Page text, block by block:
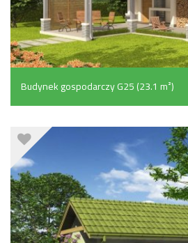
Budynek gospodarczy G25 (23.1 m²)